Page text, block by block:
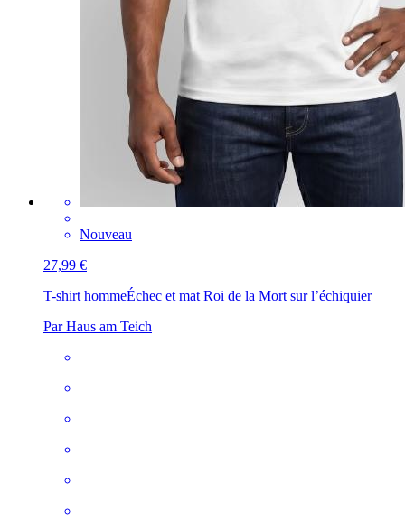
Nouveau
27,99 €
T-shirt hommeÉchec et mat Roi de la Mort sur l’échiquier
Par Haus am Teich